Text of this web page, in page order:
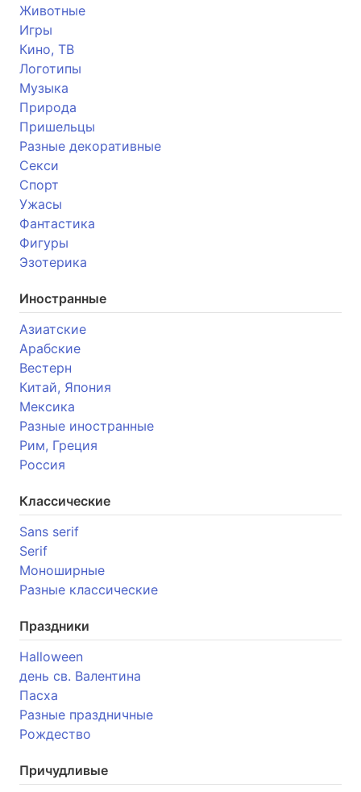
Животные
Игры
Кино, ТВ
Логотипы
Музыка
Природа
Пришельцы
Разные декоративные
Секси
Спорт
Ужасы
Фантастика
Фигуры
Эзотерика
Иностранные
Азиатские
Арабские
Вестерн
Китай, Япония
Мексика
Разные иностранные
Рим, Греция
Россия
Классические
Sans serif
Serif
Моноширные
Разные классические
Праздники
Halloween
день св. Валентина
Пасха
Разные праздничные
Рождество
Причудливые